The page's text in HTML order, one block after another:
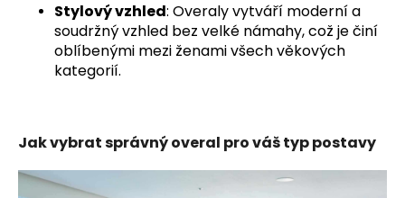
Stylový vzhled: Overaly vytváří moderní a
soudržný vzhled bez velké námahy, což je činí
oblíbenými mezi ženami všech věkových
kategorií.
Jak vybrat správný overal pro váš typ postavy